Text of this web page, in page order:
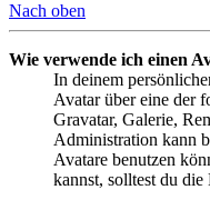
Nach oben
Wie verwende ich einen
In deinem
Avatar über eine der
Gravatar, Galerie,
Administration kann
Avatare benutzen
kannst, solltest du